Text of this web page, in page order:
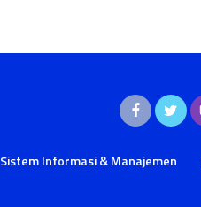
Sistem Informasi & Manajemen